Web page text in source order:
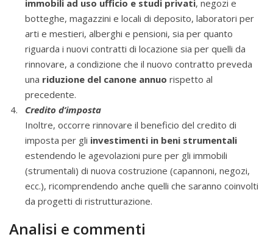
immobili ad uso ufficio e studi privati, negozi e
botteghe, magazzini e locali di deposito, laboratori per
arti e mestieri, alberghi e pensioni, sia per quanto
riguarda i nuovi contratti di locazione sia per quelli da
rinnovare, a condizione che il nuovo contratto preveda
una riduzione del canone annuo rispetto al
precedente.
Credito d’imposta
Inoltre, occorre rinnovare il beneficio del credito di
imposta per gli investimenti in beni strumentali
estendendo le agevolazioni pure per gli immobili
(strumentali) di nuova costruzione (capannoni, negozi,
ecc.), ricomprendendo anche quelli che saranno coinvolti
da progetti di ristrutturazione.
Analisi e commenti